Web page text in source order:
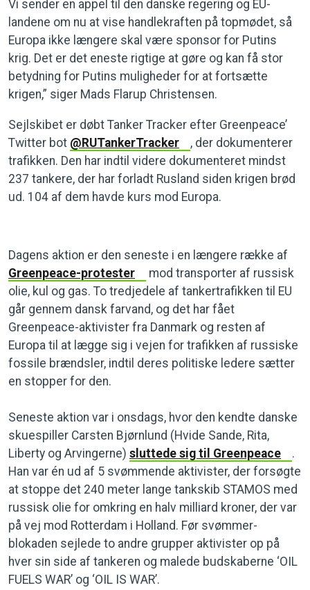
Vi sender en appel til den danske regering og EU-
landene om nu at vise handlekraften på topmødet, så
Europa ikke længere skal være sponsor for Putins
krig. Det er det eneste rigtige at gøre og kan få stor
betydning for Putins muligheder for at fortsætte
krigen,” siger Mads Flarup Christensen.
Sejlskibet er døbt Tanker Tracker efter Greenpeace’
Twitter bot @RUTankerTracker
, der dokumenterer
trafikken. Den har indtil videre dokumenteret mindst
237 tankere, der har forladt Rusland siden krigen brød
ud. 104 af dem havde kurs mod Europa.
Dagens aktion er den seneste i en længere række af
Greenpeace-protester
mod transporter af russisk
olie, kul og gas. To tredjedele af tankertrafikken til EU
går gennem dansk farvand, og det har fået
Greenpeace-aktivister fra Danmark og resten af
Europa til at lægge sig i vejen for trafikken af russiske
fossile brændsler, indtil deres politiske ledere sætter
en stopper for den.
Seneste aktion var i onsdags, hvor den kendte danske
skuespiller Carsten Bjørnlund (Hvide Sande, Rita,
Liberty og Arvingerne) sluttede sig til Greenpeace
.
Han var én ud af 5 svømmende aktivister, der forsøgte
at stoppe det 240 meter lange tankskib STAMOS med
russisk olie for omkring en halv milliard kroner, der var
på vej mod Rotterdam i Holland. Før svømmer-
blokaden sejlede to andre grupper aktivister op på
hver sin side af tankeren og malede budskaberne ‘OIL
FUELS WAR’ og ‘OIL IS WAR’.